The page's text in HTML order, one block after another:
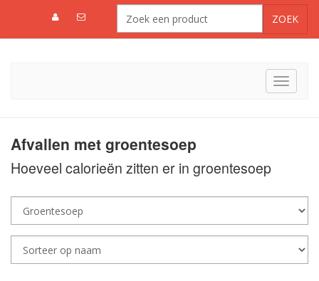
Toggle
Afvallen met groentesoep
Hoeveel calorieën zitten er in groentesoep